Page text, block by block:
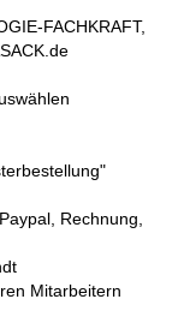
FACHKRAFT,
Rechnung,
Mitarbeitern